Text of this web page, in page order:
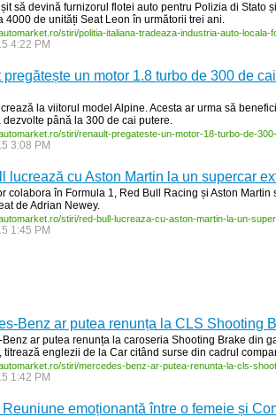
să devină furnizorul flotei auto pentru Polizia di Stato
4000 de unități Seat Leon în următorii trei ani.
stiri/politia-italiana-tradeaza-industria-auto-locala-
4:22 PM
pregătește un motor 1.8 turbo de 300 de
la viitorul model Alpine. Acesta ar urma să
dezvolte până la 300 de cai putere.
stiri/renault-pregateste-un-motor-18-turbo-de-300-
3:08 PM
lucrează cu Aston Martin la un supercar
colabora în Formula 1, Red Bull Racing și Aston
de Adrian Newey.
stiri/red-bull-lucreaza-cu-aston-martin-la-un-
1:45 PM
Benz ar putea renunța la CLS Shooting
Benz ar putea renunța la caroseria Shooting Brake din
titrează englezii de la Car citând surse din cadrul
stiri/mercedes-benz-ar-putea-renunta-la-cls-
1:42 PM
emoționantă între o femeie și